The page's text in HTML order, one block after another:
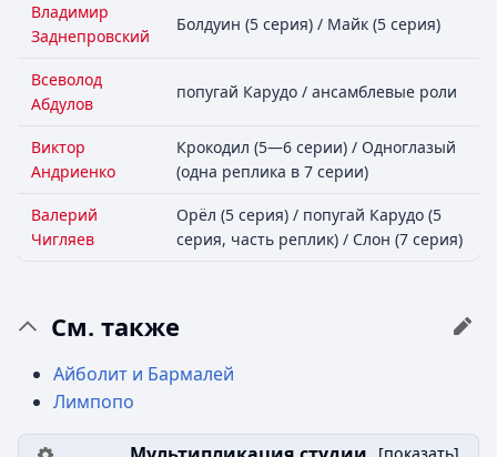
Владимир
Заднепровский
Болдуин (5 серия) / Майк (5 серия)
Всеволод
Абдулов
попугай Карудо / ансамблевые роли
Виктор
Андриенко
Крокодил (5—6 серии) / Одноглазый
(одна реплика в 7 серии)
Валерий
Чигляев
Орёл (5 серия) / попугай Карудо (5
серия, часть реплик) / Слон (7 серия)
См. также
Айболит и Бармалей
Лимпопо